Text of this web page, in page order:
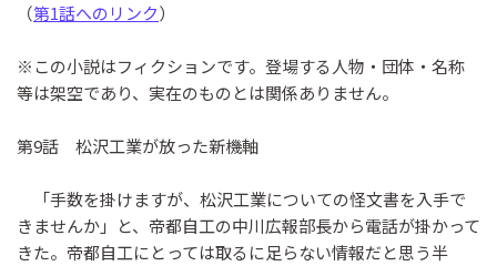
（第1話へのリンク）
※この小説はフィクションです。登場する人物・団体・名称
等は架空であり、実在のものとは関係ありません。
第9話 松沢工業が放った新機軸
「手数を掛けますが、松沢工業についての怪文書を入手で
きませんか」と、帝都自工の中川広報部長から電話が掛かって
きた。帝都自工にとっては取るに足らない情報だと思う半